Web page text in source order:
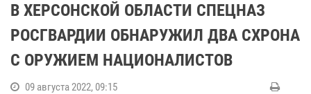
В ХЕРСОНСКОЙ ОБЛАСТИ СПЕЦНАЗ
РОСГВАРДИИ ОБНАРУЖИЛ ДВА СХРОНА
С ОРУЖИЕМ НАЦИОНАЛИСТОВ
09 августа 2022, 09:15